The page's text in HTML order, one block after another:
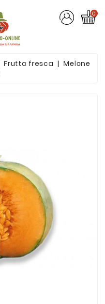
0
Frutta fresca
Melone